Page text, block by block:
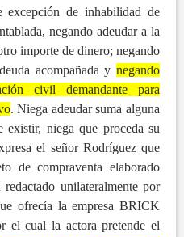
de inhabilidad de
negando adeudar a la
importe de dinero; negando
acompañada y negando
civil demandante para
. Niega adeudar suma alguna
niega que proceda su
el señor Rodríguez que
de compraventa elaborado
unilateralmente por
ofrecía la empresa BRICK
el cual la actora pretende el